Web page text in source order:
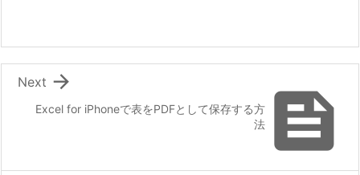

Excel for iPhoneで表をPDFとして保存する方
法

Next